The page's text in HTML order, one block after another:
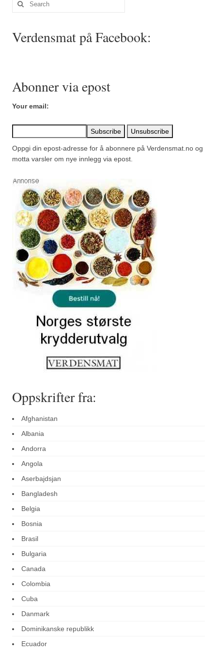
Mirepoix
Norsk fjordkrydder
Paprikapulver, pikant
Purreløk (tørket)
Quatre épices
Salvie
Sar (bønneurt)
Selleriblader
Smaken av skog
Tapaskrydder
Tomatflak
Om oss
Kontakt oss
Nettbutikk
for:
Verdensmat på Facebook:
Abonner via epost
Your email:
Oppgi din epost-adresse for å abonnere på Verdensmat.no og
motta varsler om nye innlegg via epost.
Oppskrifter fra:
Afghanistan
Albania
Andorra
Angola
Aserbajdsjan
Bangladesh
Belgia
Bosnia
Brasil
Bulgaria
Canada
Colombia
Cuba
Danmark
Dominikanske republikk
Ecuador